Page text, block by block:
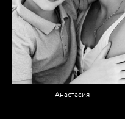
Анастасия